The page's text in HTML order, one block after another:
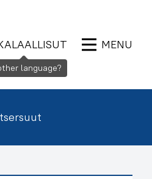
MENU
language?